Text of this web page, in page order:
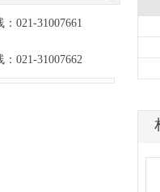
021-31007661
021-31007662